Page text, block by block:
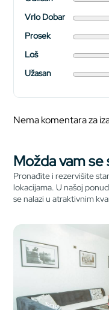
Vrlo Dobar
Prosek
Loš
Užasan
Nema komentara za
Možda vam se
Pronađite i rezervišite
lokacijama. U našoj
se nalazi u atraktivnim